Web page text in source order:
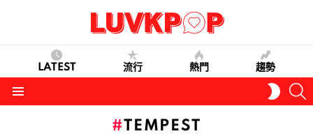
LATEST 流行 熱門 趨勢
SKIN
TEMPEST